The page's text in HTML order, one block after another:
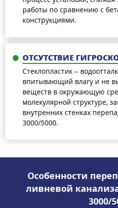
работы по сравнению с
конструкциями.
ОТСУТСТВИЕ
Стеклопластик –
впитывающий влагу и не
веществ в окружающую
молекулярной структуре,
внутренних стенках
3000/5000.
Особенности
ливневой
3000/